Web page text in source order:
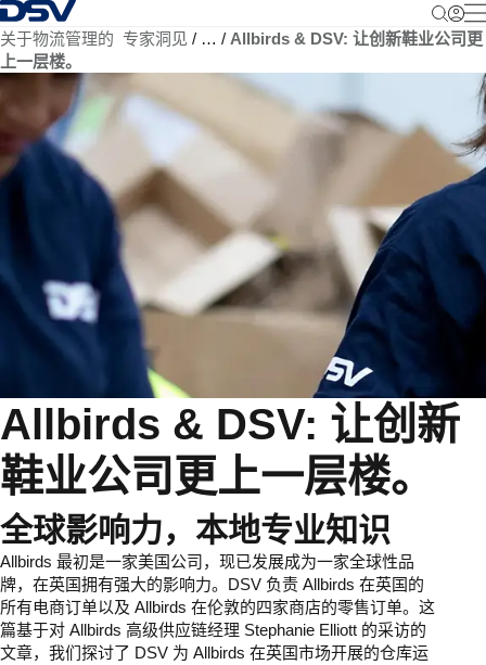
返回首页
关于物流管理的 专家洞见 …
Allbirds & DSV: 让创新鞋业公司更
上一层楼。
Allbirds & DSV: 让创新
鞋业公司更上一层楼。
全球影响力，本地专业知识
Allbirds 最初是一家美国公司，现已发展成为一家全球性品
牌，在英国拥有强大的影响力。DSV 负责 Allbirds 在英国的
所有电商订单以及 Allbirds 在伦敦的四家商店的零售订单。这
篇基于对 Allbirds 高级供应链经理 Stephanie Elliott 的采访的
文章，我们探讨了 DSV 为 Allbirds 在英国市场开展的仓库运